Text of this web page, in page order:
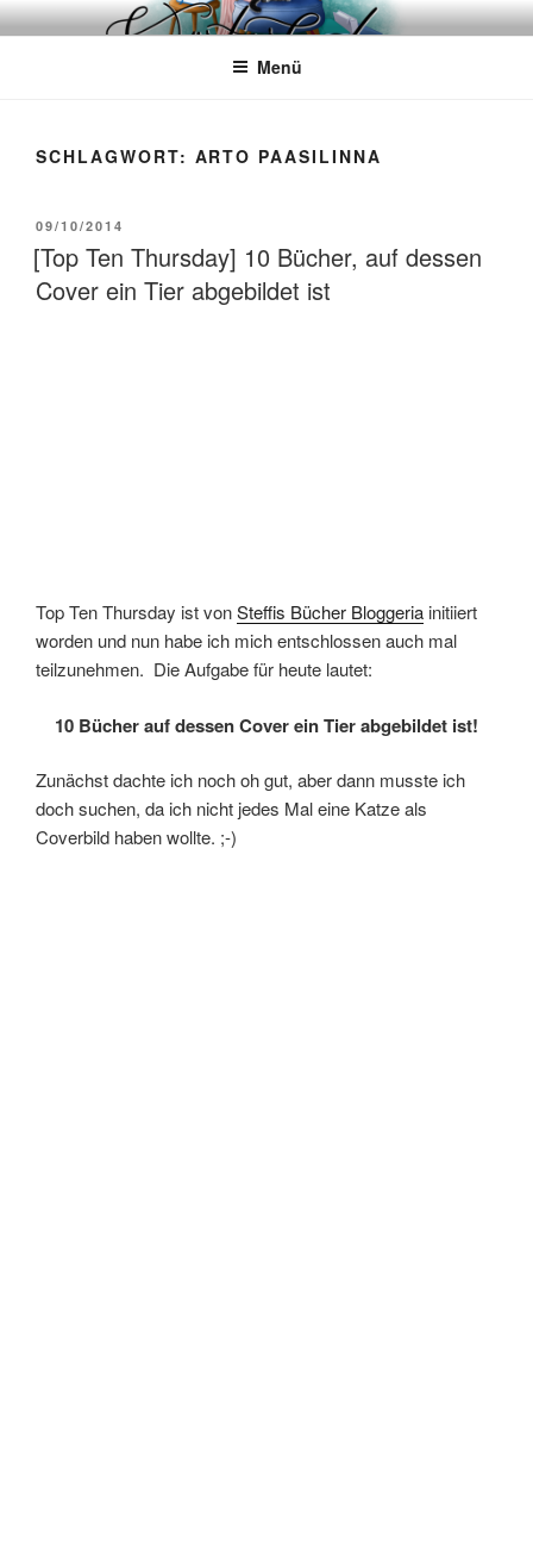
Zum
InhaltWÖRTERKATZE
Von Büchern erzählen
Menü
SCHLAGWORT: ARTO PAASILINNA
VERÖFFENTLICHT
AM
09/10/2014
[Top Ten Thursday] 10 Bücher, auf dessen
Cover ein Tier abgebildet ist
Top Ten Thursday ist vonSteffis Bücher Bloggeria initiiert
worden und nun habe ich mich entschlossen auch mal
teilzunehmen. Die Aufgabe für heute lautet:
10 Bücher auf dessen Cover ein Tier abgebildet ist!
Zunächst dachte ich noch oh gut, aber dann musste ich
doch suchen, da ich nicht jedes Mal eine Katze als
Coverbild haben wollte. ;-)